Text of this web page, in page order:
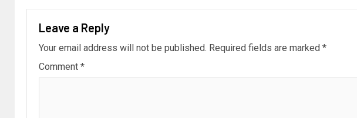
Leave a Reply
Your email address will not be published. Required fields are marked *
Comment *